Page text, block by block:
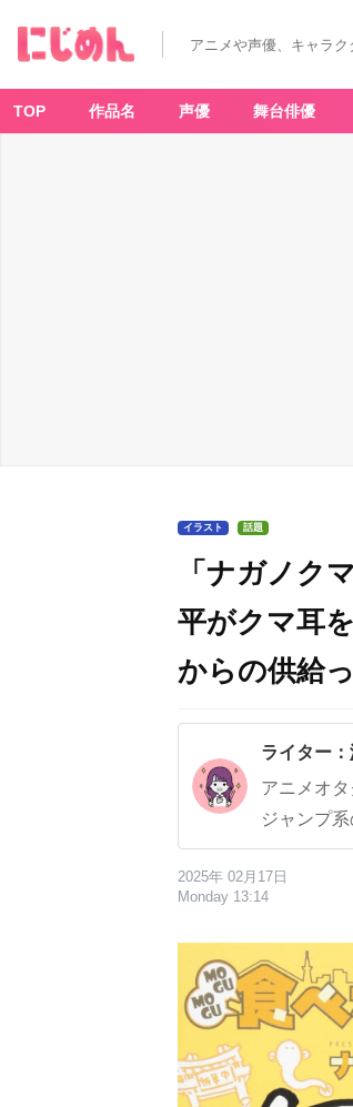
アニメや声優、キャラ
TOP 作品名 声優 舞台俳優
イラスト 話題
「ナガノク
平がクマ耳
からの供給っ
ライター：
アニメオ
ジャンプ
2025年 02月17日
Monday 13:14